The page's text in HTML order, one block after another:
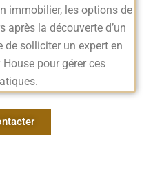
immobilier, les options de
après la découverte d’un
de solliciter un expert en
pour gérer ces